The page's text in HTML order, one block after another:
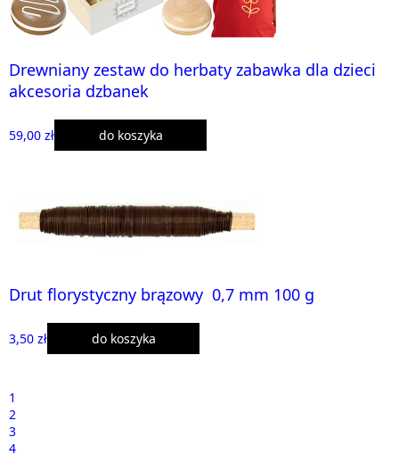
Drewniany zestaw do herbaty zabawka dla dzieci
akcesoria dzbanek
59,00 zł do koszyka
Drut florystyczny brązowy 0,7 mm 100 g
3,50 zł do koszyka
1
2
3
4